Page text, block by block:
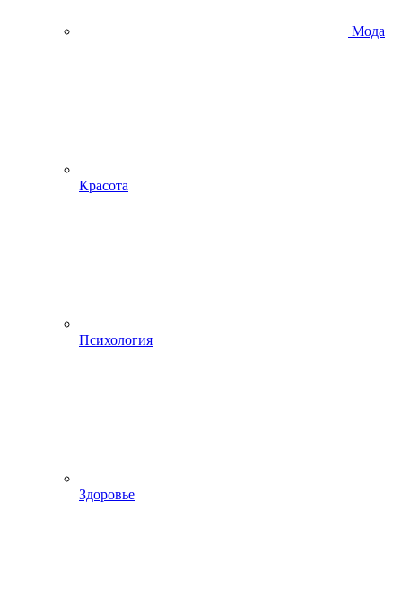
Мода
Красота
Психология
Здоровье